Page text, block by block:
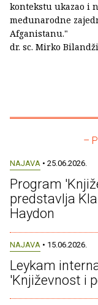
kontekstu ukazao i
međunarodne
Afganistanu."
dr. sc. Mirko
–
NAJAVA • 25.06.2026.
Program
predstavlja
Haydon
NAJAVA • 15.06.2026.
Leykam
'Književnost i